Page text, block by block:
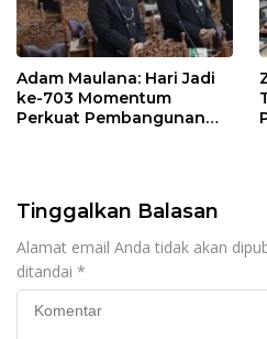
Adam Maulana: Hari Jadi
ke-703 Momentum
Perkuat Pembangunan
Tinggalkan Balasan
Alamat email Anda tidak akan
ditandai *